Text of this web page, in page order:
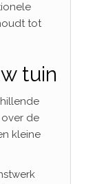
tot
tuin
de
kleine